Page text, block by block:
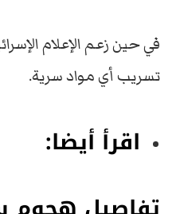
في حين زعم الإعلام
تسريب أي مواد سرية.
اقرأ أيضا: